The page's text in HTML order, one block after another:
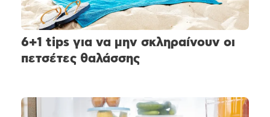
6+1 tips για να μην σκληραίνουν οι
πετσέτες θαλάσσης